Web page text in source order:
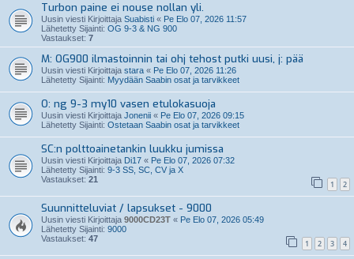
Turbon paine ei nouse nollan yli.
Uusin viesti Kirjoittaja Suabisti « Pe Elo 07, 2026 11:57
Lähetetty Sijainti: OG 9-3 & NG 900
Vastaukset: 7
M: OG900 ilmastoinnin tai ohj tehost putki uusi, j: pää
Uusin viesti Kirjoittaja stara « Pe Elo 07, 2026 11:26
Lähetetty Sijainti: Myydään Saabin osat ja tarvikkeet
O: ng 9-3 my10 vasen etulokasuoja
Uusin viesti Kirjoittaja Jonenii « Pe Elo 07, 2026 09:15
Lähetetty Sijainti: Ostetaan Saabin osat ja tarvikkeet
SC:n polttoainetankin luukku jumissa
Uusin viesti Kirjoittaja Di17 « Pe Elo 07, 2026 07:32
Lähetetty Sijainti: 9-3 SS, SC, CV ja X
Vastaukset: 21 1 2
Suunnitteluviat / lapsukset - 9000
Uusin viesti Kirjoittaja 9000CD23T « Pe Elo 07, 2026 05:49
Lähetetty Sijainti: 9000
Vastaukset: 47 1 2 3 4